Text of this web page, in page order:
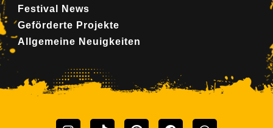
Festival News
Geförderte Projekte
Allgemeine Neuigkeiten